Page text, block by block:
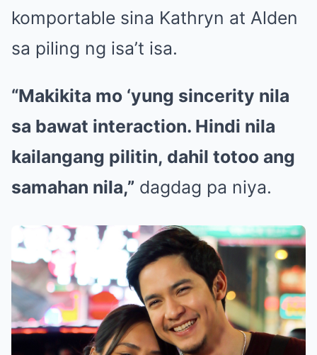
komportable sina Kathryn at Alden
sa piling ng isa’t isa.
“Makikita mo ‘yung sincerity nila
sa bawat interaction. Hindi nila
kailangang pilitin, dahil totoo ang
samahan nila,” dagdag pa niya.